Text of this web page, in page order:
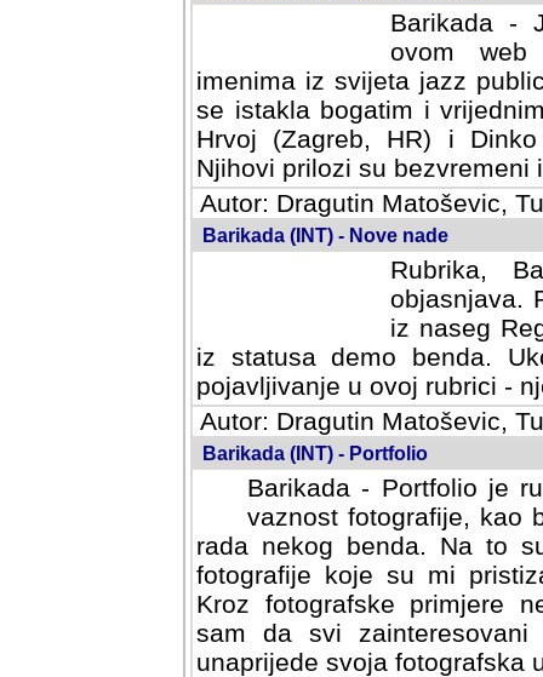
Barikada -
ovom web
imenima iz svijeta jazz
se istakla bogatim i
Hrvoj (Zagreb, HR) i
Njihovi prilozi su bezvremeni
Autor: Dragutin Matoševic,
Barikada (INT) - Nove nade
Rubrika,
objasnjava.
iz naseg
iz statusa demo benda.
pojavljivanje u ovoj rubrici -
Autor: Dragutin Matoševic,
Barikada (INT) - Portfolio
Barikada - Portfolio je
vaznost fotografije, kao
rada nekog benda. Na to
fotografije koje su mi
fotografske primjere
svi zainteresovani
svoja fotografska umijeca.